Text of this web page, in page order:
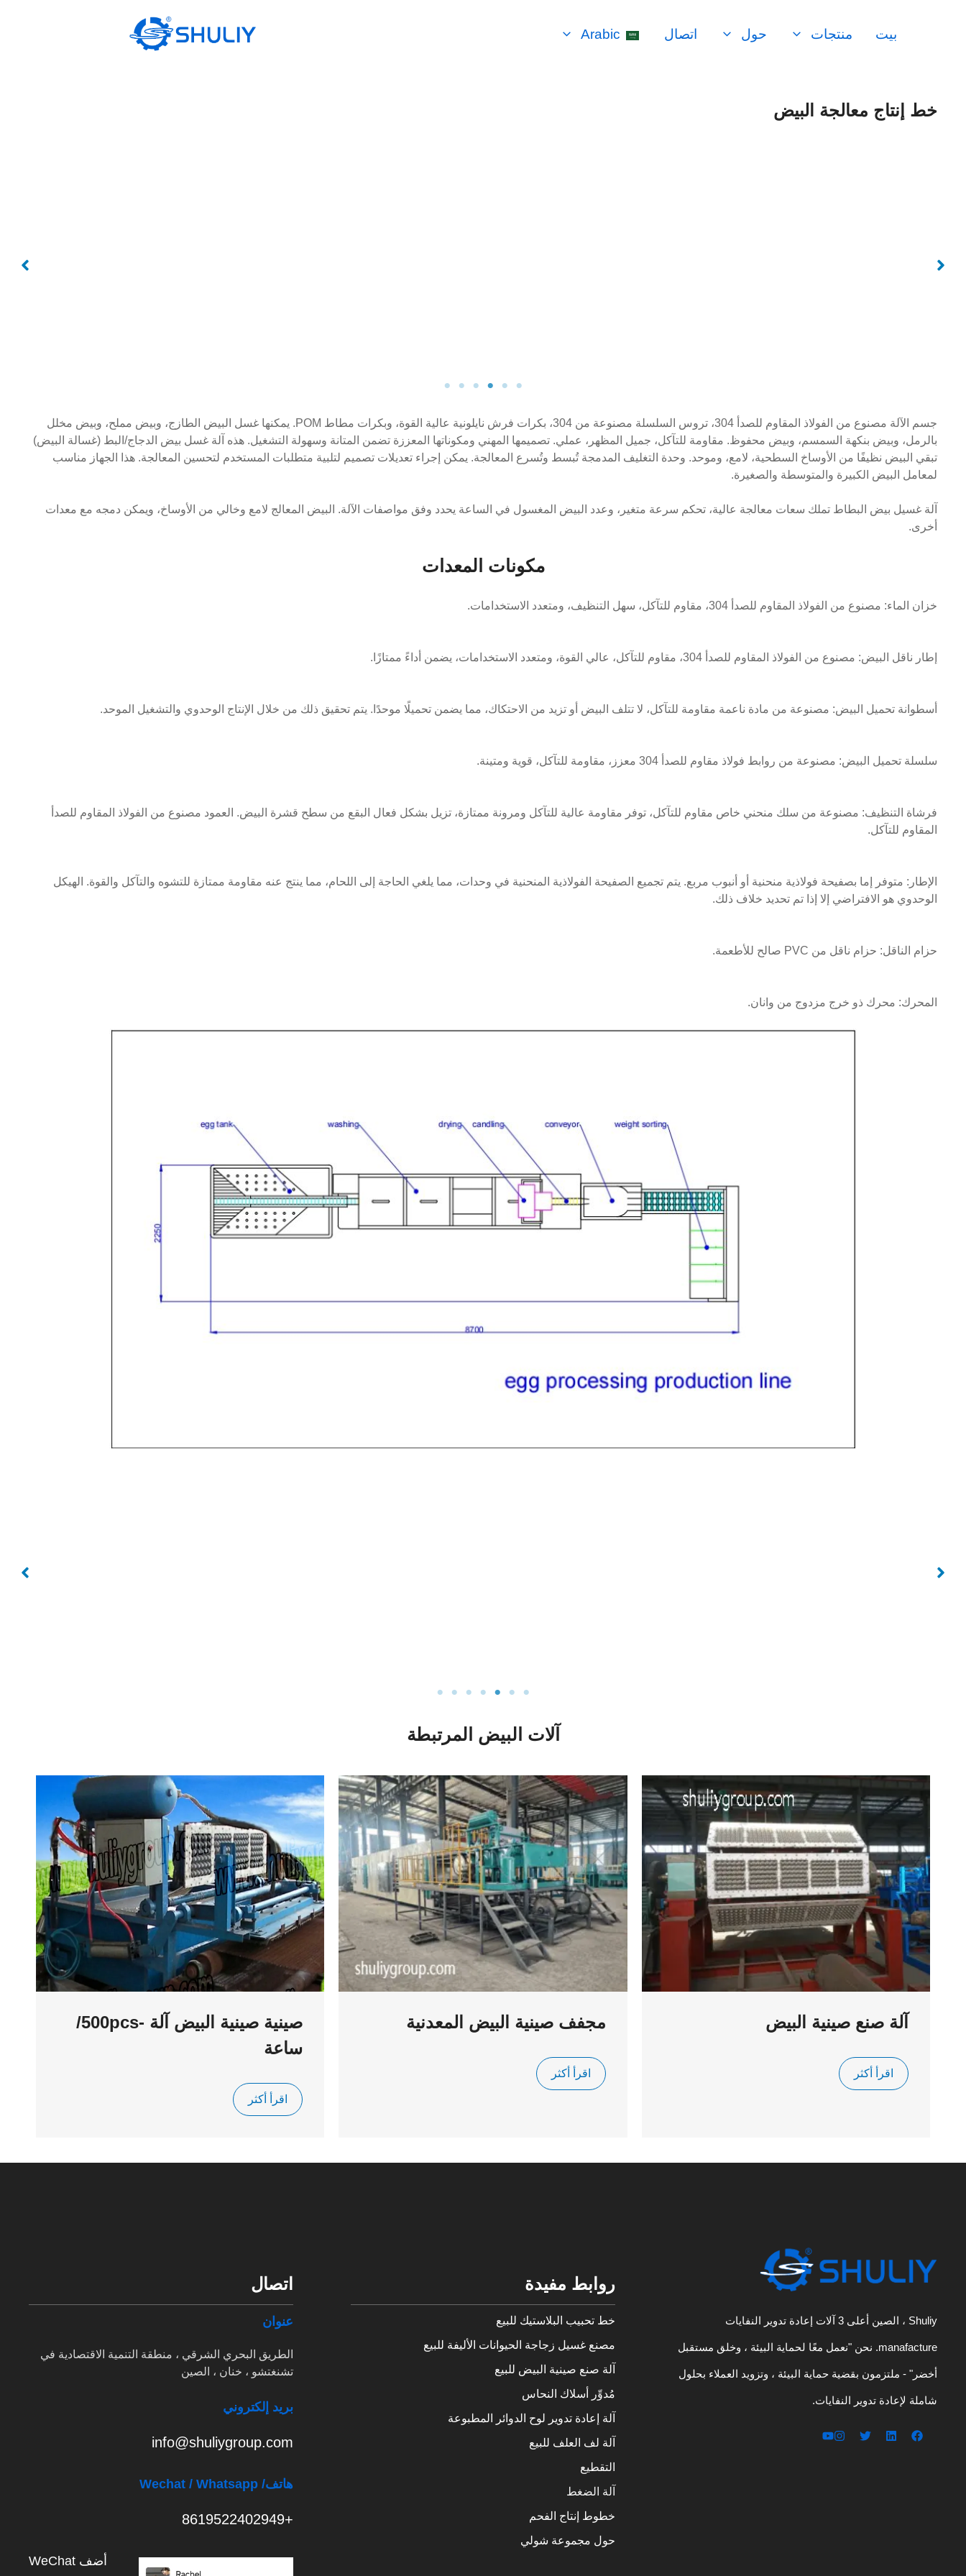
بيت منتجات حول اتصال Arabic
خط إنتاج معالجة البيض
جسم الآلة مصنوع من الفولاذ المقاوم للصدأ 304، تروس السلسلة مصنوعة من 304، بكرات فرش نايلونية عالية القوة، وبكرات مطاط POM. يمكنها غسل البيض الطازج، وبيض مملح، وبيض مخلل
بالرمل، وبيض بنكهة السمسم، وبيض محفوظ. مقاومة للتآكل، جميل المظهر، عملي. تصميمها المهني ومكوناتها المعززة تضمن المتانة وسهولة التشغيل. هذه آلة غسل بيض الدجاج/البط (غسالة البيض)
تبقي البيض نظيفًا من الأوساخ السطحية، لامع، وموحد. وحدة التغليف المدمجة تُبسط وتُسرع المعالجة. يمكن إجراء تعديلات تصميم لتلبية متطلبات المستخدم لتحسين المعالجة. هذا الجهاز مناسب
لمعامل البيض الكبيرة والمتوسطة والصغيرة.
آلة غسيل بيض البطاط تملك سعات معالجة عالية، تحكم سرعة متغير، وعدد البيض المغسول في الساعة يحدد وفق مواصفات الآلة. البيض المعالج لامع وخالي من الأوساخ، ويمكن دمجه مع معدات
أخرى.
مكونات المعدات
خزان الماء: مصنوع من الفولاذ المقاوم للصدأ 304، مقاوم للتآكل، سهل التنظيف، ومتعدد الاستخدامات.
إطار ناقل البيض: مصنوع من الفولاذ المقاوم للصدأ 304، مقاوم للتآكل، عالي القوة، ومتعدد الاستخدامات، يضمن أداءً ممتازًا.
أسطوانة تحميل البيض: مصنوعة من مادة ناعمة مقاومة للتآكل، لا تتلف البيض أو تزيد من الاحتكاك، مما يضمن تحميلًا موحدًا. يتم تحقيق ذلك من خلال الإنتاج الوحدوي والتشغيل الموحد.
سلسلة تحميل البيض: مصنوعة من روابط فولاذ مقاوم للصدأ 304 معزز، مقاومة للتآكل، قوية ومتينة.
فرشاة التنظيف: مصنوعة من سلك منحني خاص مقاوم للتآكل، توفر مقاومة عالية للتآكل ومرونة ممتازة، تزيل بشكل فعال البقع من سطح قشرة البيض. العمود مصنوع من الفولاذ المقاوم للصدأ
المقاوم للتآكل.
الإطار: متوفر إما بصفيحة فولاذية منحنية أو أنبوب مربع. يتم تجميع الصفيحة الفولاذية المنحنية في وحدات، مما يلغي الحاجة إلى اللحام، مما ينتج عنه مقاومة ممتازة للتشوه والتآكل والقوة. الهيكل
الوحدوي هو الافتراضي إلا إذا تم تحديد خلاف ذلك.
حزام الناقل: حزام ناقل من PVC صالح للأطعمة.
المحرك: محرك ذو خرج مزدوج من وانان.
آلات البيض المرتبطة
آلة صنع صينية البيض
اقرأ أكثر
مجفف صينية البيض المعدنية
اقرأ أكثر
صينية صينية البيض آلة -500pcs/
ساعة
اقرأ أكثر
Shuliy ، الصين أعلى 3 آلات إعادة تدوير النفايات
manafacture. نحن "نعمل معًا لحماية البيئة ، وخلق مستقبل
أخضر" - ملتزمون بقضية حماية البيئة ، وتزويد العملاء بحلول
شاملة لإعادة تدوير النفايات.
روابط مفيدة
خط تحبيب البلاستيك للبيع
مصنع غسيل زجاجة الحيوانات الأليفة للبيع
آلة صنع صينية البيض للبيع
مُدوِّر أسلاك النحاس
آلة إعادة تدوير لوح الدوائر المطبوعة
آلة لف العلف للبيع
التقطيع
آلة الضغط
خطوط إنتاج الفحم
حول مجموعة شولي
اتصال
عنوان
الطريق البحري الشرقي ، منطقة التنمية الاقتصادية في
تشنغتشو ، خنان ، الصين
بريد إلكتروني
info@shuliygroup.com
هاتف/ Wechat / Whatsapp
+8619522402949
أضف WeChat